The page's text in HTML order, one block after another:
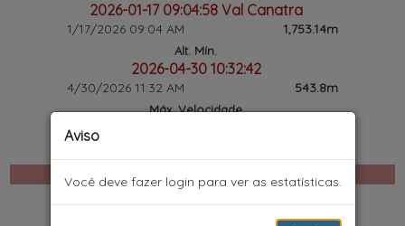
2026-01-17 09:04:58 Val Canatra
1/17/2026 09:04 AM 1,753.14m
Alt. Mín.
2026-04-30 10:32:42
4/30/2026 11:32 AM 543.8m
Máx. Velocidade
4/30/2026 11:32 AM
Gráficos de evolução
Aviso
Você deve fazer login para ver as estatísticas.